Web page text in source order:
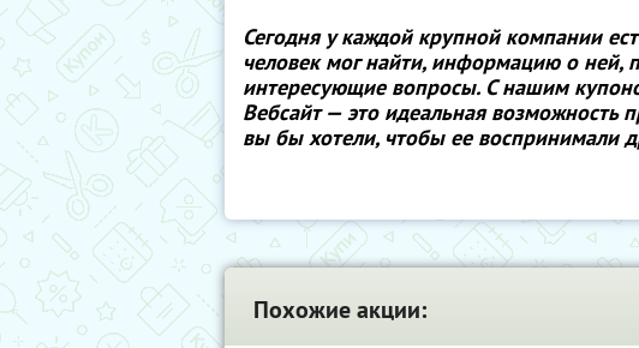
Сегодня у каждой крупной компании
человек мог найти, информацию о ней,
интересующие вопросы. С нашим
Вебсайт — это идеальная возможность
вы бы хотели, чтобы ее воспринимали
Похожие акции: